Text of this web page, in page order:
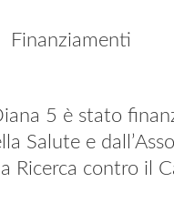
Finanziamenti
5 è stato
Salute e
Ricerca contro il